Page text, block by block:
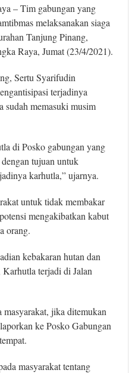
– Tim gabungan yang
melaksanakan siaga
Tanjung Pinang,
Raya, Jumat (23/4/2021).
Sertu Syarifudin
terjadinya
sudah memasuki musim
di Posko gabungan yang
tujuan untuk
karhutla,” ujarnya.
untuk tidak membakar
mengakibatkan kabut
orang.
kebakaran hutan dan
terjadi di Jalan
masyarakat, jika ditemukan
ke Posko Gabungan
masyarakat tentang